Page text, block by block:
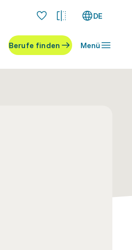
DE
Berufe finden Menü